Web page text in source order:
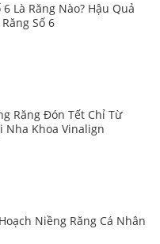
6 Là Răng Nào? Hậu Quả
Số 6
Răng Đón Tết Chỉ Từ
Nha Khoa Vinalign
Niềng Răng Cá Nhân